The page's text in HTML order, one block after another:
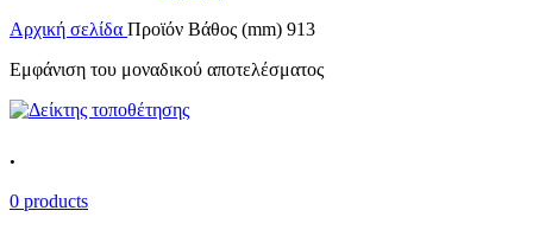
Αρχική σελίδα Προϊόν Βάθος (mm) 913
Εμφάνιση του μοναδικού αποτελέσματος
.
0 products